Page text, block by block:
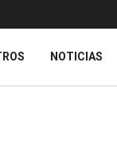
NOTICIAS